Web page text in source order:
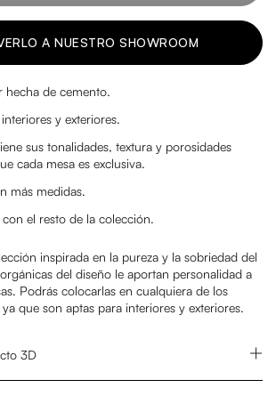
A NUESTRO SHOWROOM
hecha de cemento.
y exteriores.
sus tonalidades, textura y porosidades
cada mesa es exclusiva.
más medidas.
el resto de la colección.
inspirada en la pureza y la sobriedad del
del diseño le aportan personalidad a
Podrás colocarlas en cualquiera de los
que son aptas para interiores y exteriores.
3D